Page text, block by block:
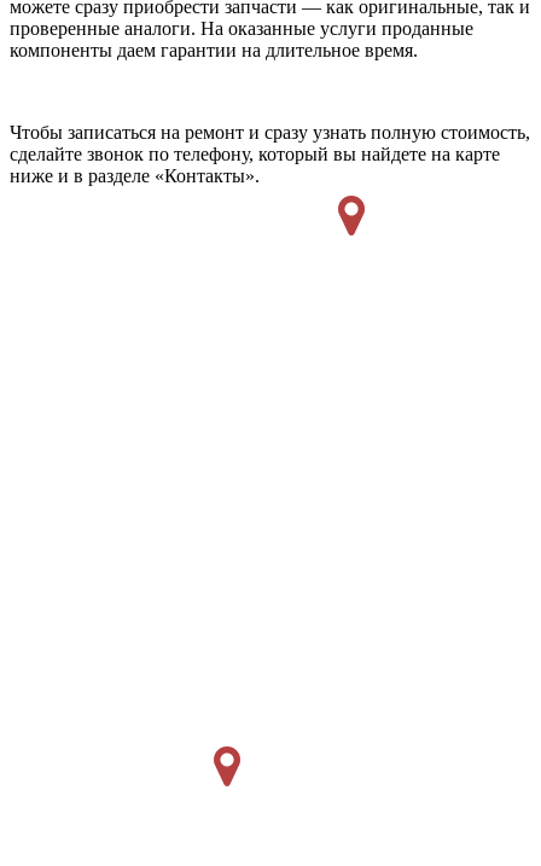
можете сразу приобрести запчасти — как оригинальные, так и
проверенные аналоги. На оказанные услуги проданные
компоненты даем гарантии на длительное время.
Чтобы записаться на ремонт и сразу узнать полную стоимость,
сделайте звонок по телефону, который вы найдете на карте
ниже и в разделе «Контакты».